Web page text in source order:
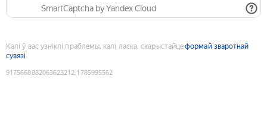
SmartCaptcha by Yandex Cloud
Калі ў вас узніклі праблемы, калі ласка, скарыстайцеформай зваротнай
сувязі
9175668882063623212:1785995562